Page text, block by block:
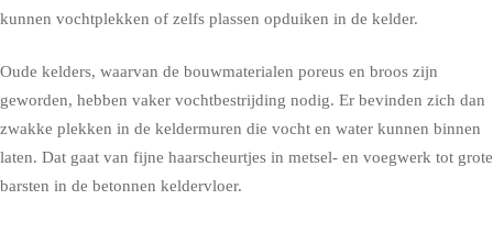
kunnen vochtplekken of zelfs plassen opduiken in de kelder.
Oude kelders, waarvan de bouwmaterialen poreus en broos zijn
geworden, hebben vaker vochtbestrijding nodig. Er bevinden zich dan
zwakke plekken in de keldermuren die vocht en water kunnen binnen
laten. Dat gaat van fijne haarscheurtjes in metsel- en voegwerk tot grote
barsten in de betonnen keldervloer.